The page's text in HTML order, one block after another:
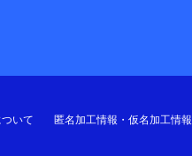
いて 匿名加工情報・仮名加工情報